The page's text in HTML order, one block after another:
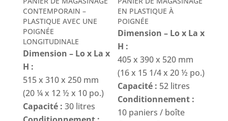
CONTEMPORAIN –
PLASTIQUE AVEC UNE
POIGNÉE
LONGITUDINALE
Dimension – Lo x La x
H :
515 x 310 x 250 mm
(20 ¼ x 12 ½ x 10 po.)
Capacité : 30 litres
EN PLASTIQUE À
POIGNÉE
Dimension – Lo x La x
H :
405 x 390 x 520 mm
(16 x 15 1/4 x 20 ½ po.)
Capacité : 52 litres
Conditionnement :
10 paniers / boîte